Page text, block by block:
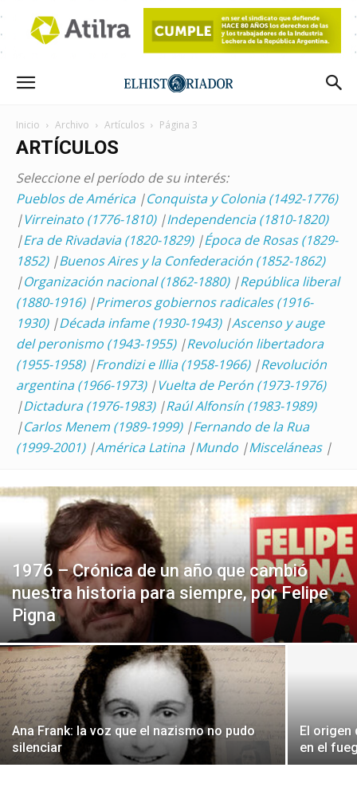
Inicio Archivo Artículos Página 3
ARTÍCULOS
Seleccione el período de su interés:
Pueblos de América|Conquista y Colonia (1492-1776)
|Virreinato (1776-1810)|Independencia (1810-1820)
|Era de Rivadavia (1820-1829)|Época de Rosas (1829-
1852)|Buenos Aires y la Confederación (1852-1862)
|Organización nacional (1862-1880)|República liberal
(1880-1916)|Primeros gobiernos radicales (1916-
1930)|Década infame (1930-1943)|Ascenso y auge
del peronismo (1943-1955)|Revolución libertadora
(1955-1958)|Frondizi e Illia (1958-1966)|Revolución
argentina (1966-1973)|Vuelta de Perón (1973-1976)
|Dictadura (1976-1983)|Raúl Alfonsín (1983-1989)
|Carlos Menem (1989-1999)|Fernando de la Rua
(1999-2001)|América Latina|Mundo |Misceláneas|
1976 – Crónica de un año que cambió
nuestra historia para siempre, por Felipe
Pigna
Ana Frank: la voz que el nazismo no pudo
silenciar
El origen
en el